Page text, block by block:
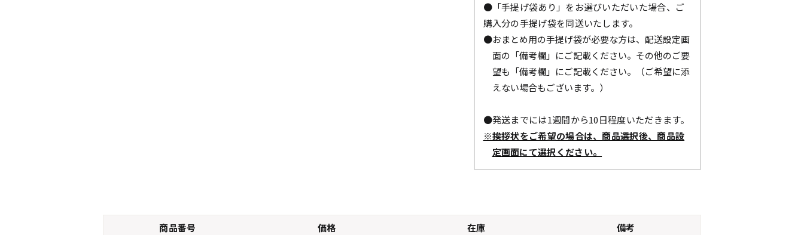
●「手提げ袋あり」をお選びいただいた場合、ご
購入分の手提げ袋を同送いたします。
●おまとめ用の手提げ袋が必要な方は、配送設定画
面の「備考欄」にご記載ください。その他のご要
望も「備考欄」にご記載ください。（ご希望に添
えない場合もございます。）
●発送までには1週間から10日程度いただきます。
※挨拶状をご希望の場合は、商品選択後、商品設
定画面にて選択ください。
商品番号 価格 在庫
備考